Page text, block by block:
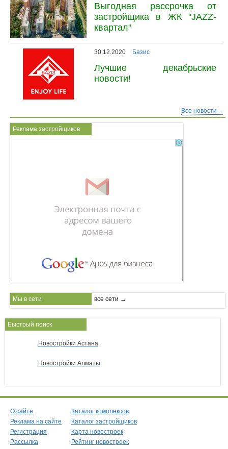
Выгодная рассрочка от
застройщика в ЖК "JAZZ-
квартал"
30.12.2020 Базис
Лучшие декабрьские
новости!
Все новости→
Реклама застройщиков
Мы в сети все сети →
Быстрый поиск
Новостройки Астана
Новостройки Алматы
О сайте
Реклама на сайте
Регистрация
Рассылка
Каталог комплексов
Каталог застройщиков
Карта новостроек
Рейтинг новостроек